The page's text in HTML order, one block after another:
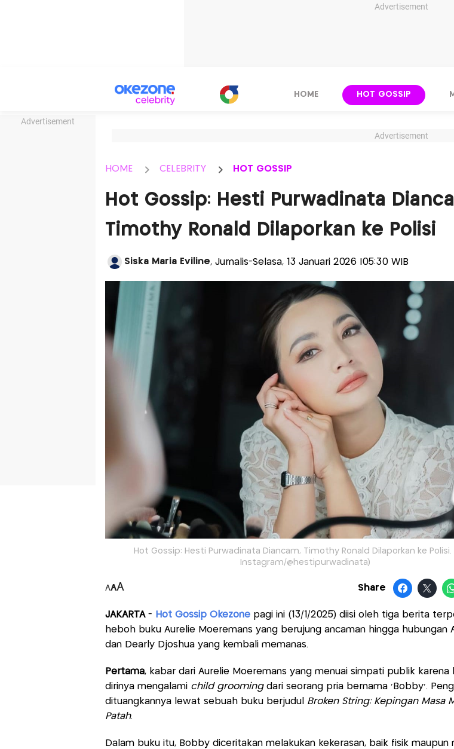
Advertisement
Advertisement
HOME HOT GOSSIP
Advertisement
HOME CELEBRITY HOT GOSSIP
Hot Gossip: Hesti Purwadinata
Timothy Ronald Dilaporkan ke Polisi
Siska Maria Eviline, Jurnalis-Selasa, 13 Januari 2026 |05:30 WIB
Hot Gossip: Hesti Purwadinata Diancam, Timothy Ronald Dilaporkan ke Polisi.
Instagram/@hestipurwadinata)
AAA Share
JAKARTA- Hot Gossip Okezone pagi ini (13/1/2025) diisi oleh tiga berita
heboh buku Aurelie Moeremans yang berujung ancaman hingga hubungan
dan Dearly Djoshua yang kembali memanas.
Pertama, kabar dari Aurelie Moeremans yang menuai simpati publik karena
dirinya mengalami child groomingdari seorang pria bernama 'Bobby'.
dituangkannya lewat sebuah buku berjudul Broken String: Kepingan Masa
Patah.
Dalam buku itu, Bobby diceritakan melakukan kekerasan, baik fisik maupun